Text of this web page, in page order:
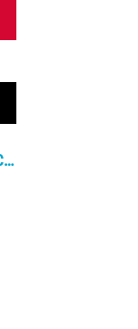
COMMUNIQUÉ DE PRESSE: LA CIRGL CONDAMNE LES ATTAQUES DE DRONES CONTRE L’AÉROPORT INTERNATIONAL DE KHARTOUM